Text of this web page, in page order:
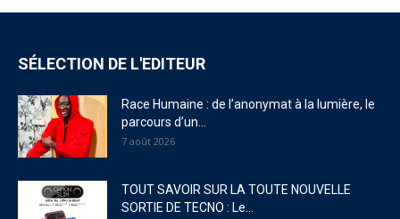
SÉLECTION DE L'EDITEUR
Race Humaine : de l’anonymat à la lumière, le
parcours d’un...
7 août 2026
TOUT SAVOIR SUR LA TOUTE NOUVELLE
SORTIE DE TECNO : Le...